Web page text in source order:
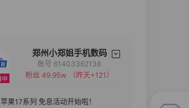
郑州小郑姐手机数码
备注
分组
账号 61403362138
粉丝 49.95w
（昨天+121）
苹果17系列 免息活动开始啦！